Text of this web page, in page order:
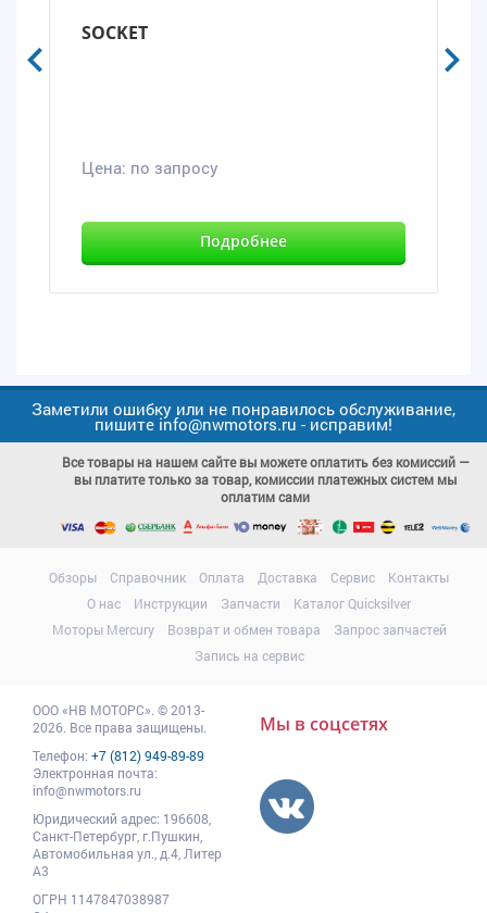
SOCKET
Цена: по запросу
Подробнее
Заметили ошибку или не понравилось обслуживание,
пишите info@nwmotors.ru - исправим!
Все товары на нашем сайте вы можете оплатить без комиссий —
вы платите только за товар, комиссии платежных систем мы
оплатим сами
Обзоры Справочник Оплата Доставка Сервис
Контакты
О нас
Инструкции Запчасти
Каталог Quicksilver
Моторы Mercury
Возврат и обмен товара
Запрос запчастей
Запись на сервис
ООО«НВ МОТОРС» © 2013-
2026. Все права защищены.
Телефон: +7 (812) 949-89-89
Электронная почта:
info@nwmotors.ru
Юридический адрес: 196608
Санкт-Петербург, г.Пушкин
Автомобильная ул., д.4, Литер
А3
ОГРН 1147847038987
Мы в соцсетях